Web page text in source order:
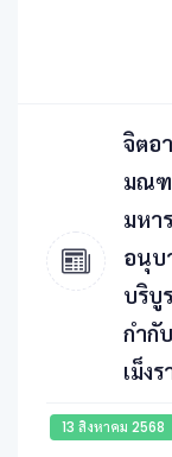
จิตอ
มณฑ
มหา
อนุบ
บริบู
กำกั
เม็ง
13 สิงหาคม 2568